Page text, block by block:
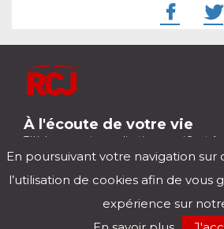
À l'écoute de votre vie
Télécharger notre application pour iOs et
Mentions légales Politique de
En poursuivant votre navigation sur
l’utilisation de cookies afin de vous
expérience sur